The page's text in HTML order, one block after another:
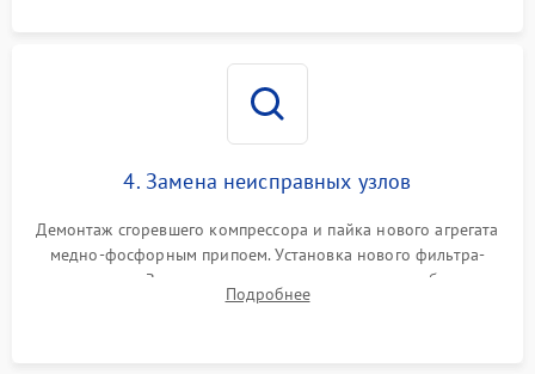
4. Замена неисправных узлов
Демонтаж сгоревшего компрессора и пайка нового агрегата
медно-фосфорным припоем. Установка нового фильтра-
осушителя. Замена изношенных вентиляторов обдува,
сломанных заслонок или поврежденных дверных петель.
Подробнее